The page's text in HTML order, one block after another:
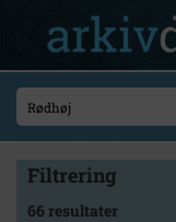
Filtrering
66 resultater